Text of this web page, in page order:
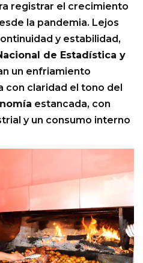
registrar el crecimiento
la pandemia. Lejos
y estabilidad,
de Estadística y
un enfriamiento
con claridad el tono del
estancada, con
y un consumo interno